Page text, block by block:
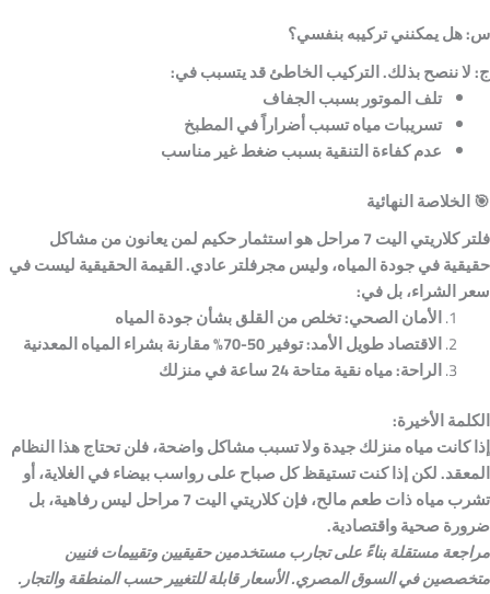
س: هل يمكنني تركيبه بنفسي؟
ج:لا ننصح بذلك. التركيب الخاطئ قد يتسبب في:
تلف الموتور بسبب الجفاف
تسريبات مياه تسبب أضراراً في المطبخ
عدم كفاءة التنقية بسبب ضغط غير مناسب
🎯الخلاصة النهائية
فلتر كلاريتي اليت 7 مراحل هو استثمار حكيم لمن يعانون من مشاكل
حقيقية في جودة المياه، وليس مجرفلتر عادي. القيمة الحقيقية ليست في
سعر الشراء، بل في:
الأمان الصحي:تخلص من القلق بشأن جودة المياه
الاقتصاد طويل الأمد:توفير 50-70% مقارنة بشراء المياه المعدنية
الراحة:مياه نقية متاحة 24 ساعة في منزلك
الكلمة الأخيرة:
إذا كانت مياه منزلك جيدة ولا تسبب مشاكل واضحة، فلن تحتاج هذا النظام
المعقد. لكن إذا كنت تستيقظ كل صباح على رواسب بيضاء في الغلاية، أو
تشرب مياه ذات طعم مالح، فإن كلاريتي اليت 7 مراحل ليس رفاهية، بل
ضرورة صحية واقتصادية.
مراجعة مستقلة بناءً على تجارب مستخدمين حقيقيين وتقييمات فنيين
متخصصين في السوق المصري. الأسعار قابلة للتغيير حسب المنطقة والتجار.